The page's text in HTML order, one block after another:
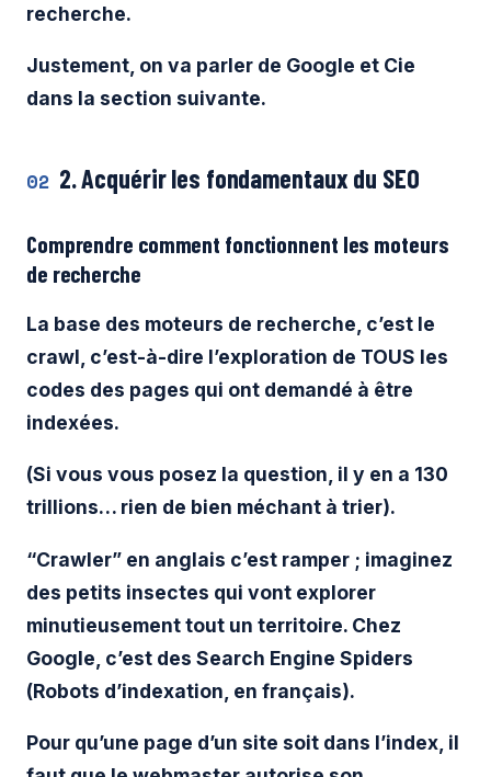
recherche.
Justement, on va parler de Google et Cie
dans la section suivante.
02 2. Acquérir les fondamentaux du SEO
Comprendre comment fonctionnent les moteurs
de recherche
La base des moteurs de recherche, c’est le
crawl, c’est-à-dire l’exploration de TOUS les
codes des pages qui ont demandé à être
indexées.
(Si vous vous posez la question, il y en a 130
trillions… rien de bien méchant à trier).
“Crawler” en anglais c’est ramper ; imaginez
des petits insectes qui vont explorer
minutieusement tout un territoire. Chez
Google, c’est des Search Engine Spiders
(Robots d’indexation, en français).
Pour qu’une page d’un site soit dans l’index, il